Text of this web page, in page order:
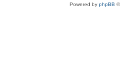
Powered by phpBB